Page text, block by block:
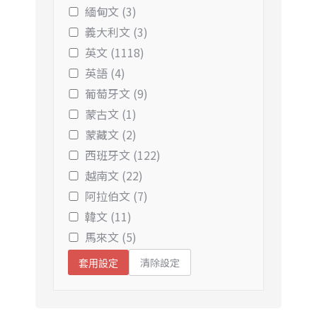
緬甸文 (3)
義大利文 (3)
英文 (1118)
英語 (4)
葡萄牙文 (9)
蒙古文 (1)
蒙藏文 (2)
西班牙文 (122)
越南文 (22)
阿拉伯文 (7)
韓文 (11)
馬來文 (5)
套用設定 清除設定